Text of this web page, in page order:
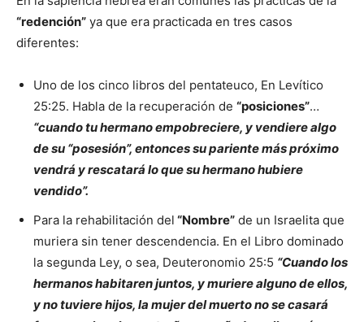
“redención” ya que era practicada en tres casos
diferentes:
Uno de los cinco libros del pentateuco, En Levítico
25:25. Habla de la recuperación de “posiciones”…
“cuando tu hermano empobreciere, y vendiere algo
de su “posesión”, entonces su pariente más próximo
vendrá y rescatará lo que su hermano hubiere
vendido”.
Para la rehabilitación del “Nombre” de un Israelita que
muriera sin tener descendencia. En el Libro dominado
la segunda Ley, o sea, Deuteronomio 25:5 “Cuando los
hermanos habitaren juntos, y muriere alguno de ellos,
y no tuviere hijos, la mujer del muerto no se casará